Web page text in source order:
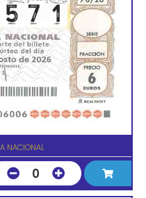
NACIONAL
0